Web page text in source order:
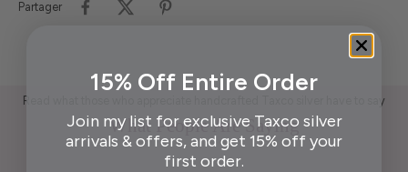
Partager
Read what those who appreciate handcrafted Taxco silver have to say
What People Are Saying
15% Off Entire Order
Join my list for exclusive Taxco silver
arrivals & offers, and get 15% off your
first order.